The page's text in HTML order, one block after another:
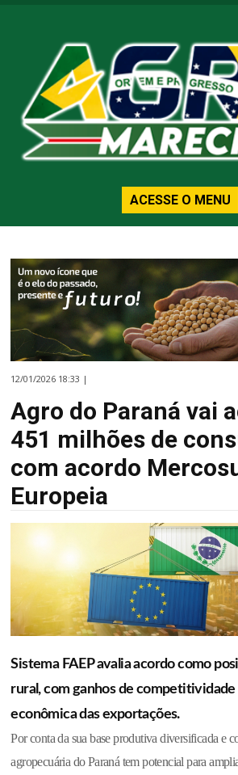
ACESSE O MENU
12/01/2026 18:33 |
Agro do Paraná vai
451 milhões de
com acordo
Europeia
Sistema FAEP avalia acordo como
rural, com ganhos de
econômica das exportações.
Por conta da sua base produtiva diversificada e
agropecuária do Paraná tem potencial para